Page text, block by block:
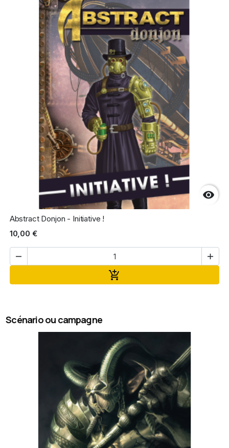

Abstract Donjon - Initiative !
10,00 €
 

Scénario ou campagne